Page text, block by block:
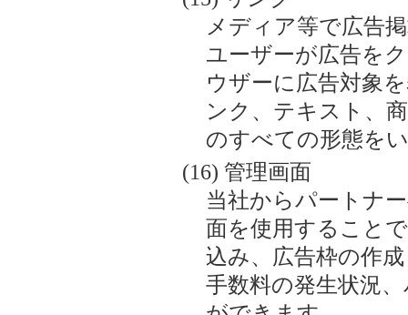
メディア等で広告
ユーザーが広告を
ウザーに広告対象
ンク、テキスト、
のすべての形態を
管理画面
当社からパートナ
面を使用すること
込み、広告枠の作
手数料の発生状況